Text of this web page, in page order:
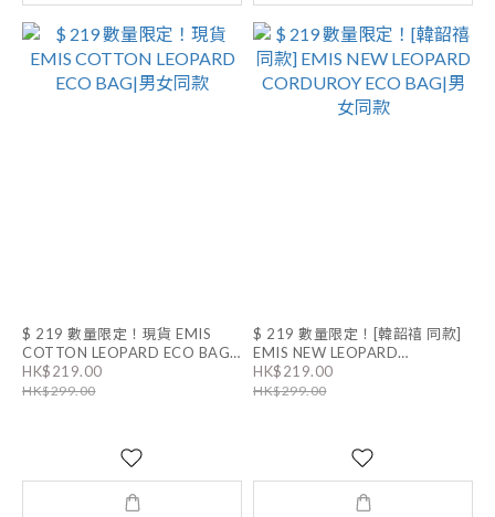
$ 219 數量限定！現貨 EMIS
COTTON LEOPARD ECO BAG|
男女同款
HK$219.00
HK$299.00
$ 219 數量限定！[韓韶禧 同款]
EMIS NEW LEOPARD
CORDUROY ECO BAG|男女同
款
HK$219.00
HK$299.00